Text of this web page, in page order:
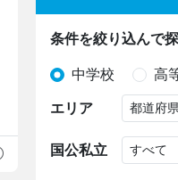
条件を絞り込んで
中学校 高
エリア
国公私立